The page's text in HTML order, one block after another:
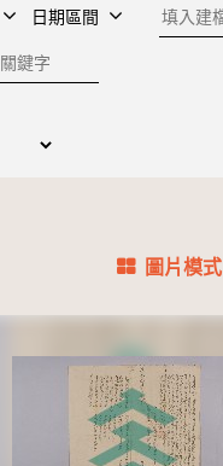
日期區間
建檔單
圖片模式